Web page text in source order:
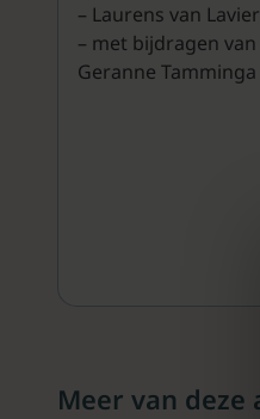
– Laurens van
– met bijdragen
Geranne Tamminga
Meer van deze